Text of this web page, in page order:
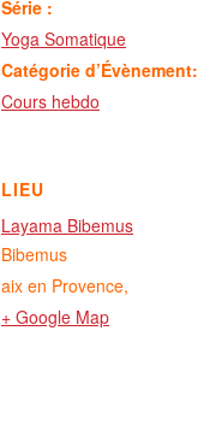
Série :
Yoga Somatique
Catégorie d’Évènement:
Cours hebdo
LIEU
Layama Bibemus
Bibemus
aix en Provence,
+ Google Map